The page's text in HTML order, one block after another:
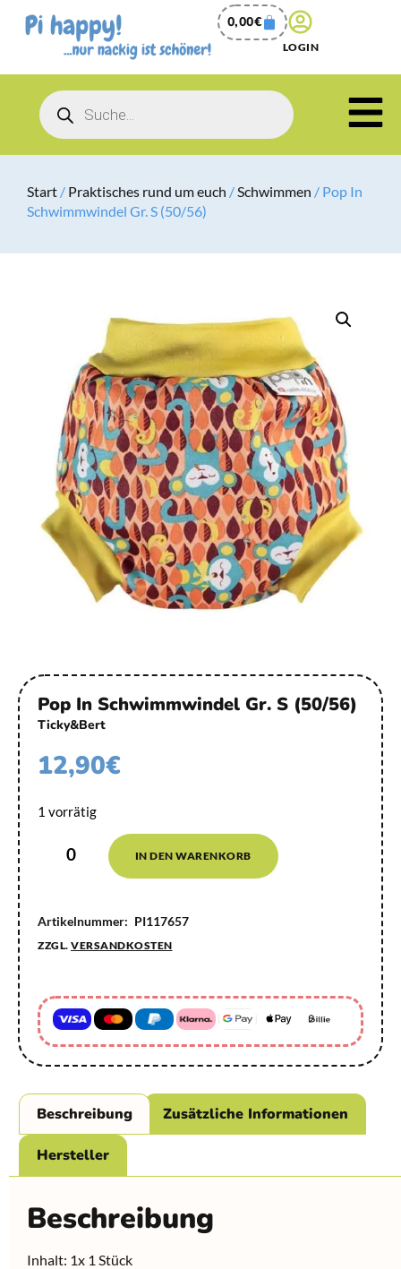
0,00€
LOGIN
Start / Praktisches rund um euch /Schwimmen / Pop In
Schwimmwindel Gr. S (50/56)
Pop In Schwimmwindel Gr. S (50/56)
Ticky&Bert
12,90€
1 vorrätig
IN DEN WARENKORB
Artikelnummer: PI117657
ZZGL. VERSANDKOSTEN
Beschreibung Zusätzliche Informationen
Hersteller
Beschreibung
Inhalt: 1x 1 Stück